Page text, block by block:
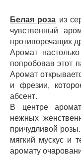
Белая роза из
чувственный
противоречащих
Аромат
попробовав этот
Аромат
и фрезии,
абсент.
В центре
нежных
причудливой
мягкий мускус и
аромату